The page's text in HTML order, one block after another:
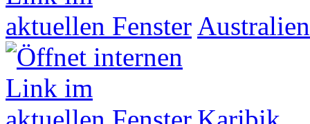
Australien